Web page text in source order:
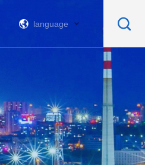
language